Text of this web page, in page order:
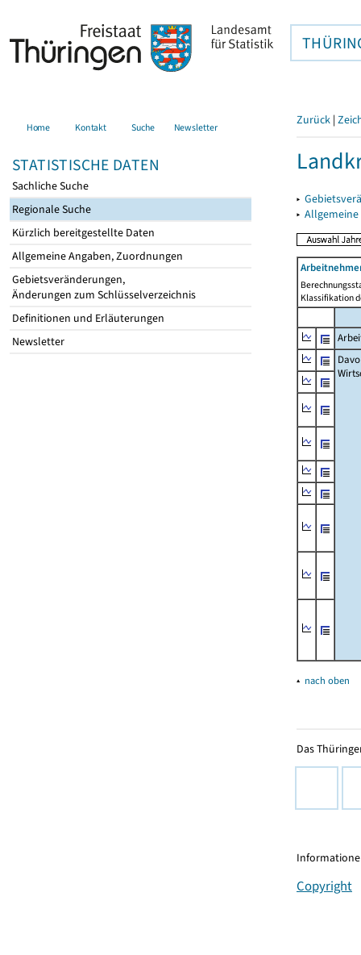
Home Kontakt Suche Newsletter
STATISTISCHE DATEN
Sachliche Suche
Regionale Suche
Kürzlich bereitgestellte Daten
Allgemeine Angaben, Zuordnungen
Gebietsveränderungen,
Änderungen zum Schlüsselverzeichnis
Definitionen und Erläuterungen
Newsletter
Zurück |
▸
▸
Klassifikation
▴ nach oben
Das
Copyright